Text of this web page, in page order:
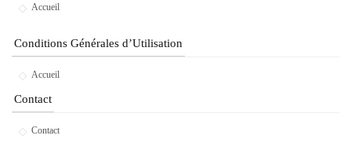
Accueil
Conditions Générales d’Utilisation
Accueil
Contact
Contact